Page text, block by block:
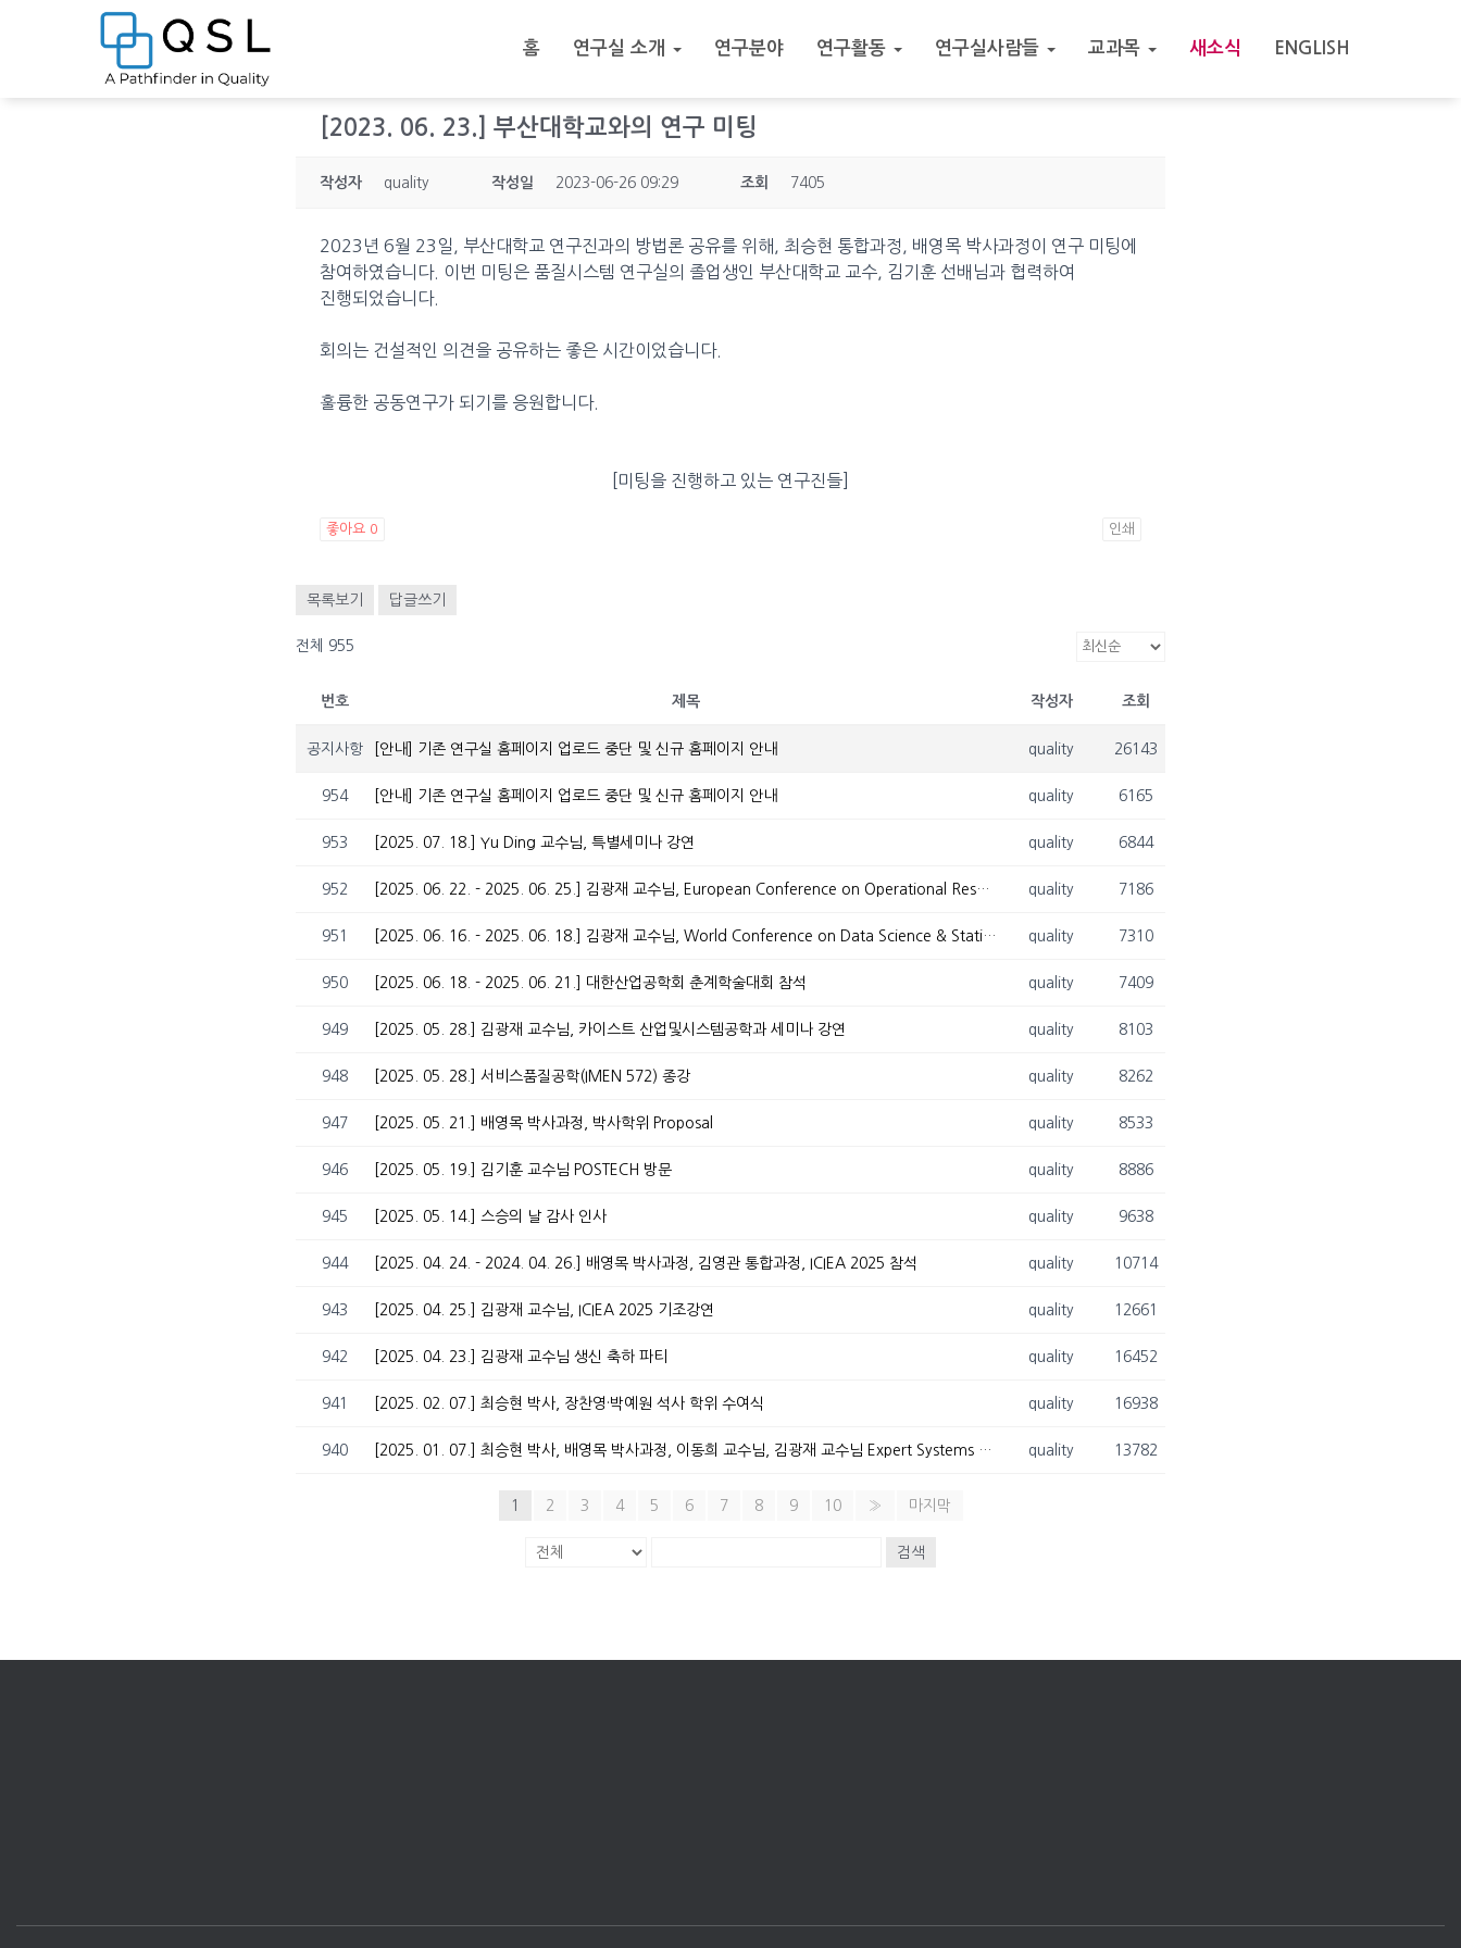
홈 연구실 소개 연구분야 연구활동 연구실사람들 교과목 새소식 ENGLISH
[2023. 06. 23.] 부산대학교와의 연구 미팅
작성자 quality 작성일 2023-06-26 09:29 조회 7405
2023년 6월 23일, 부산대학교 연구진과의 방법론 공유를 위해, 최승현 통합과정, 배영목 박사과정이 연구 미팅에
참여하였습니다. 이번 미팅은 품질시스템 연구실의 졸업생인 부산대학교 교수, 김기훈 선배님과 협력하여
진행되었습니다.
회의는 건설적인 의견을 공유하는 좋은 시간이었습니다.
훌륭한 공동연구가 되기를 응원합니다.
[미팅을 진행하고 있는 연구진들]
좋아요 0 인쇄
목록보기 답글쓰기
전체 955
번호 제목 작성자 조회
공지사항 [안내] 기존 연구실 홈페이지 업로드 중단 및 신규 홈페이지 안내 quality 26143
954 [안내] 기존 연구실 홈페이지 업로드 중단 및 신규 홈페이지 안내 quality 6165
953 [2025. 07. 18.] Yu Ding 교수님, 특별세미나 강연 quality 6844
952 [2025. 06. 22. - 2025. 06. 25.] 김광재 교수님, European Conference on Operational Research 참석 quality 7186
951 [2025. 06. 16. - 2025. 06. 18.] 김광재 교수님, World Conference on Data Science & Statistics 참석 quality 7310
950 [2025. 06. 18. - 2025. 06. 21.] 대한산업공학회 춘계학술대회 참석 quality 7409
949 [2025. 05. 28.] 김광재 교수님, 카이스트 산업및시스템공학과 세미나 강연 quality 8103
948 [2025. 05. 28.] 서비스품질공학(IMEN 572) 종강 quality 8262
947 [2025. 05. 21.] 배영목 박사과정, 박사학위 Proposal quality 8533
946 [2025. 05. 19.] 김기훈 교수님 POSTECH 방문 quality 8886
945 [2025. 05. 14.] 스승의 날 감사 인사 quality 9638
944 [2025. 04. 24. - 2024. 04. 26.] 배영목 박사과정, 김영관 통합과정, ICIEA 2025 참석 quality 10714
943 [2025. 04. 25.] 김광재 교수님, ICIEA 2025 기조강연 quality 12661
942 [2025. 04. 23.] 김광재 교수님 생신 축하 파티 quality 16452
941 [2025. 02. 07.] 최승현 박사, 장찬영·박예원 석사 학위 수여식 quality 16938
940 [2025. 01. 07.] 최승현 박사, 배영목 박사과정, 이동희 교수님, 김광재 교수님 Expert Systems with Applications (ESWA) 논문 게재 승인 quality 13782
1 2 3 4 5 6 7 8 9 10 » 마지막
검색